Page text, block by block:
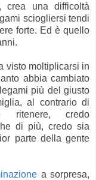
crea una difficoltà
sciogliersi tendi
forte. Ed è quello
visto moltiplicarsi in
abbia cambiato
più del giusto
al contrario di
credo
di più, credo sia
parte della gente
a sorpresa,